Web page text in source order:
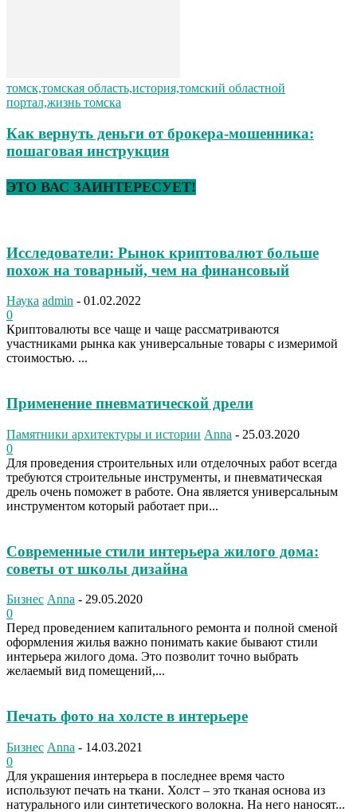
томск,томская область,история,томский областной
портал,жизнь томска
Как вернуть деньги от брокера-мошенника:
пошаговая инструкция
ЭТО ВАС ЗАИНТЕРЕСУЕТ!
Исследователи: Рынок криптовалют больше
похож на товарный, чем на финансовый
Наука admin - 01.02.2022
0
Криптовалюты все чаще и чаще рассматриваются
участниками рынка как универсальные товары с измеримой
стоимостью. ...
Применение пневматической дрели
Памятники архитектуры и истории Anna - 25.03.2020
0
Для проведения строительных или отделочных работ всегда
требуются строительные инструменты, и пневматическая
дрель очень поможет в работе. Она является универсальным
инструментом который работает при...
Современные стили интерьера жилого дома:
советы от школы дизайна
Бизнес Anna - 29.05.2020
0
Перед проведением капитального ремонта и полной сменой
оформления жилья важно понимать какие бывают стили
интерьера жилого дома. Это позволит точно выбрать
желаемый вид помещений,...
Печать фото на холсте в интерьере
Бизнес Anna - 14.03.2021
0
Для украшения интерьера в последнее время часто
используют печать на ткани. Холст – это тканая основа из
натурального или синтетического волокна. На него наносят...